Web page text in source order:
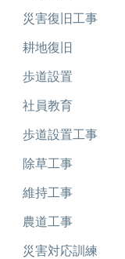
災害復旧工事
耕地復旧
歩道設置
社員教育
歩道設置工事
除草工事
維持工事
農道工事
災害対応訓練